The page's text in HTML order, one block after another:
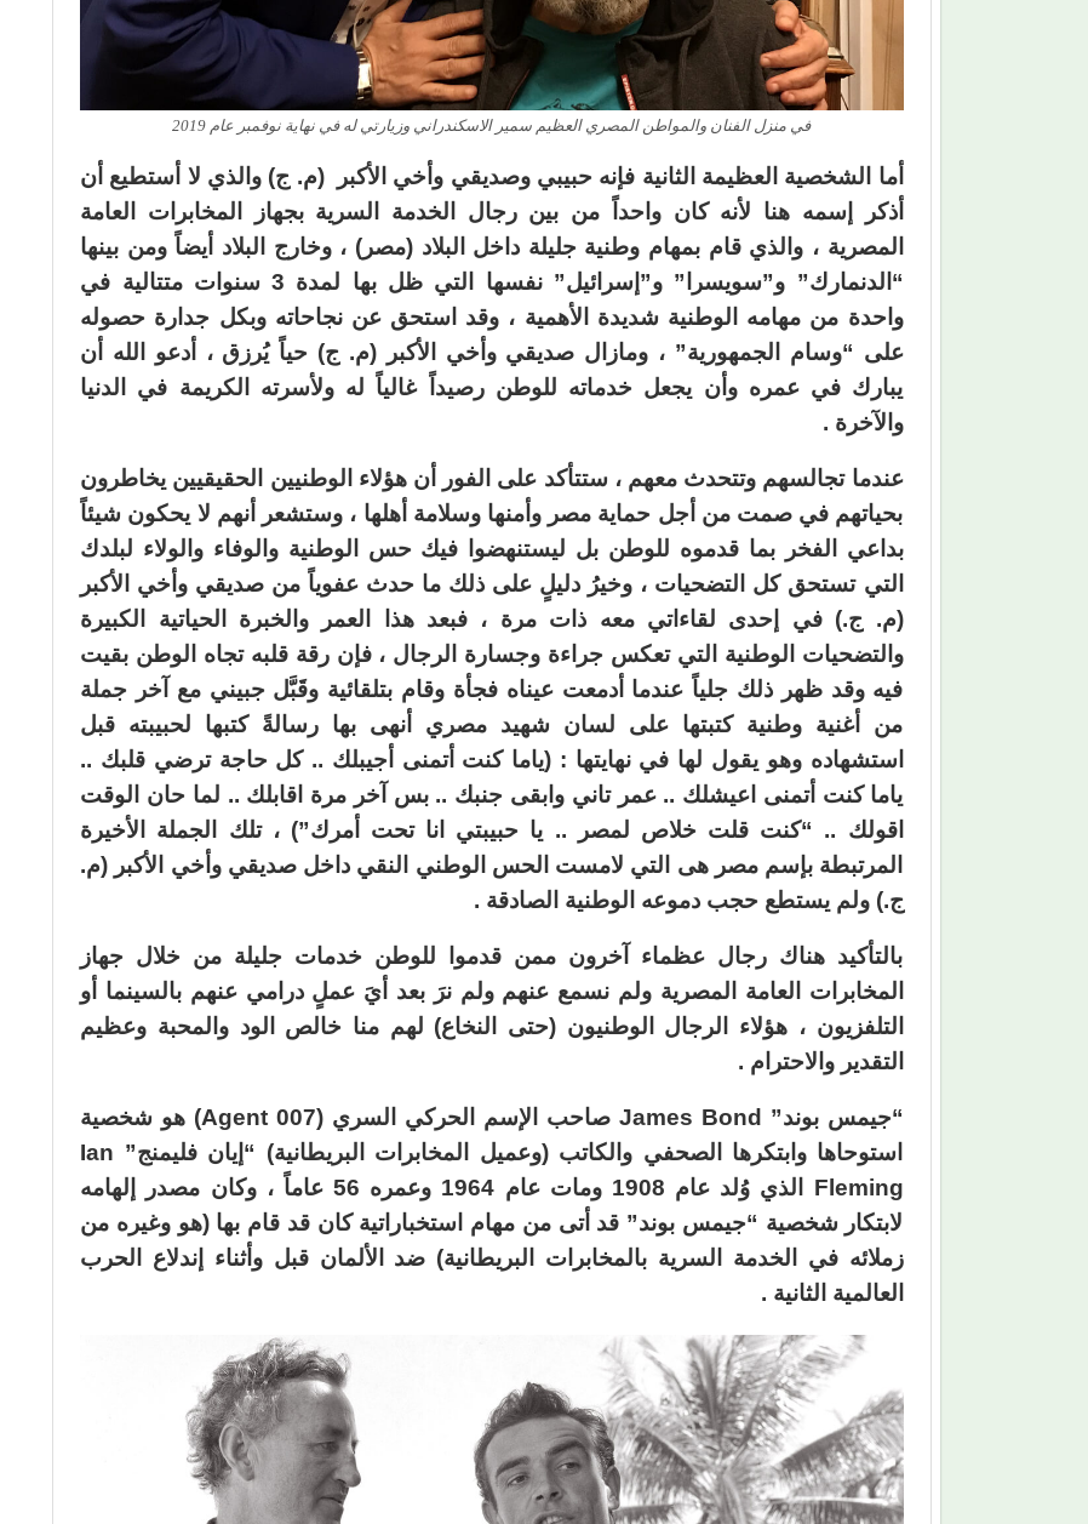
في منزل الفنان والمواطن المصري العظيم سمير الاسكندراني وزيارتي له في نهاية نوفمبر عام 2019
أما الشخصية العظيمة الثانية فإنه حبيبي وصديقي وأخي الأكبر (م. ج) والذي لا أستطيع أن
أذكر إسمه هنا لأنه كان واحداً من بين رجال الخدمة السرية بجهاز المخابرات العامة
المصرية ، والذي قام بمهام وطنية جليلة داخل البلاد (مصر) ، وخارج البلاد أيضاً ومن بينها
“الدنمارك” و”سويسرا” و”إسرائيل” نفسها التي ظل بها لمدة 3 سنوات متتالية في
واحدة من مهامه الوطنية شديدة الأهمية ، وقد استحق عن نجاحاته وبكل جدارة حصوله
على “وسام الجمهورية” ، ومازال صديقي وأخي الأكبر (م. ج) حياً يُرزق ، أدعو الله أن
يبارك في عمره وأن يجعل خدماته للوطن رصيداً غالياً له ولأسرته الكريمة في الدنيا
والآخرة .
عندما تجالسهم وتتحدث معهم ، ستتأكد على الفور أن هؤلاء الوطنيين الحقيقيين يخاطرون
بحياتهم في صمت من أجل حماية مصر وأمنها وسلامة أهلها ، وستشعر أنهم لا يحكون شيئاً
بداعي الفخر بما قدموه للوطن بل ليستنهضوا فيك حس الوطنية والوفاء والولاء لبلدك
التي تستحق كل التضحيات ، وخيرُ دليلٍ على ذلك ما حدث عفوياً من صديقي وأخي الأكبر
(م. ج.) في إحدى لقاءاتي معه ذات مرة ، فبعد هذا العمر والخبرة الحياتية الكبيرة
والتضحيات الوطنية التي تعكس جراءة وجسارة الرجال ، فإن رقة قلبه تجاه الوطن بقيت
فيه وقد ظهر ذلك جلياً عندما أدمعت عيناه فجأة وقام بتلقائية وقَبَّل جبيني مع آخر جملة
من أغنية وطنية كتبتها على لسان شهيد مصري أنهى بها رسالةً كتبها لحبيبته قبل
استشهاده وهو يقول لها في نهايتها : (ياما كنت أتمنى أجيبلك .. كل حاجة ترضي قلبك ..
ياما كنت أتمنى اعيشلك .. عمر تاني وابقى جنبك .. بس آخر مرة اقابلك .. لما حان الوقت
اقولك .. “كنت قلت خلاص لمصر .. يا حبيبتي انا تحت أمرك”) ، تلك الجملة الأخيرة
المرتبطة بإسم مصر هى التي لامست الحس الوطني النقي داخل صديقي وأخي الأكبر (م.
ج.) ولم يستطع حجب دموعه الوطنية الصادقة .
بالتأكيد هناك رجال عظماء آخرون ممن قدموا للوطن خدمات جليلة من خلال جهاز
المخابرات العامة المصرية ولم نسمع عنهم ولم نرَ بعد أيَ عملٍ درامي عنهم بالسينما أو
التلفزيون ، هؤلاء الرجال الوطنيون (حتى النخاع) لهم منا خالص الود والمحبة وعظيم
التقدير والاحترام .
“جيمس بوند” James Bond صاحب الإسم الحركي السري (007 Agent) هو شخصية
استوحاها وابتكرها الصحفي والكاتب (وعميل المخابرات البريطانية) “إيان فليمنج” Ian
Fleming الذي وُلد عام 1908 ومات عام 1964 وعمره 56 عاماً ، وكان مصدر إلهامه
لابتكار شخصية “جيمس بوند” قد أتى من مهام استخباراتية كان قد قام بها (هو وغيره من
زملائه في الخدمة السرية بالمخابرات البريطانية) ضد الألمان قبل وأثناء إندلاع الحرب
العالمية الثانية .